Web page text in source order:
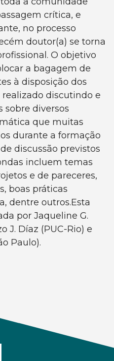
crítica, e
no processo
doutor(a) se torna
O objetivo
a bagagem de
à disposição dos
realizado discutindo e
sobre diversos
que muitas
durante a formação
discussão previstos
incluem temas
e de pareceres,
boas práticas
dentre outros.Esta
por Jaqueline G.
J. Díaz (PUC-Rio) e
Paulo).